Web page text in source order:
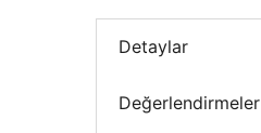
Detaylar
Değerlendirmeler